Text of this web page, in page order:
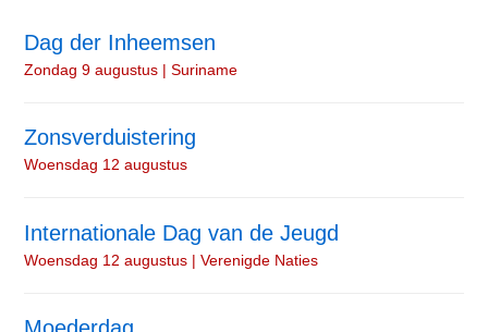
Dag der Inheemsen
Zondag 9 augustus | Suriname
Zonsverduistering
Woensdag 12 augustus
Internationale Dag van de Jeugd
Woensdag 12 augustus | Verenigde Naties